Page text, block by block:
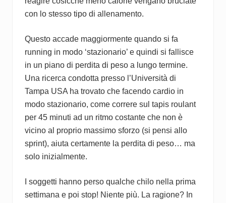
con lo stesso tipo di allenamento.
Questo accade maggiormente quando si fa
running in modo ‘stazionario’ e quindi si fallisce
in un piano di perdita di peso a lungo termine.
Una ricerca condotta presso l’Università di
Tampa USA ha trovato che facendo cardio in
modo stazionario, come correre sul tapis roulant
per 45 minuti ad un ritmo costante che non è
vicino al proprio massimo sforzo (si pensi allo
sprint), aiuta certamente la perdita di peso… ma
solo inizialmente.
I soggetti hanno perso qualche chilo nella prima
settimana e poi stop! Niente più. La ragione? In